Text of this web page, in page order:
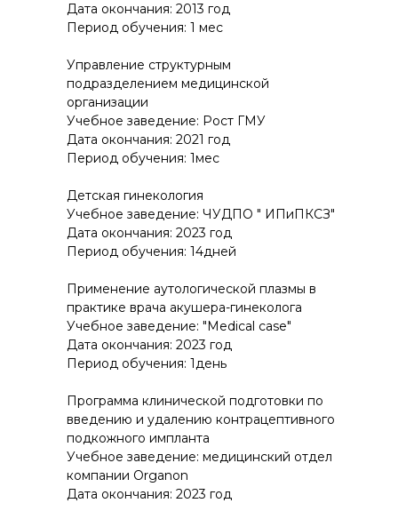
Дата окончания: 2013 год
Период обучения: 1 мес
Управление структурным
подразделением медицинской
организации
Учебное заведение: Рост ГМУ
Дата окончания: 2021 год
Период обучения: 1мес
Детская гинекология
Учебное заведение: ЧУДПО " ИПиПКСЗ"
Дата окончания: 2023 год
Период обучения: 14дней
Применение аутологической плазмы в
практике врача акушера-гинеколога
Учебное заведение: "Medical case"
Дата окончания: 2023 год
Период обучения: 1день
Программа клинической подготовки по
введению и удалению контрацептивного
подкожного импланта
Учебное заведение: медицинский отдел
компании Organon
Дата окончания: 2023 год